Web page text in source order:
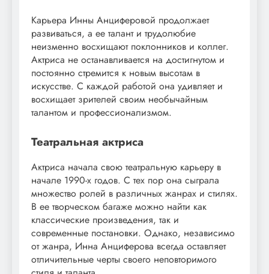
Карьера Инны Анциферовой продолжает
развиваться, а ее талант и трудолюбие
неизменно восхищают поклонников и коллег.
Актриса не останавливается на достигнутом и
постоянно стремится к новым высотам в
искусстве. С каждой работой она удивляет и
восхищает зрителей своим необычайным
талантом и профессионализмом.
Театральная актриса
Актриса начала свою театральную карьеру в
начале 1990-х годов. С тех пор она сыграла
множество ролей в различных жанрах и стилях.
В ее творческом багаже можно найти как
классические произведения, так и
современные постановки. Однако, независимо
от жанра, Инна Анциферова всегда оставляет
отличительные черты своего неповторимого